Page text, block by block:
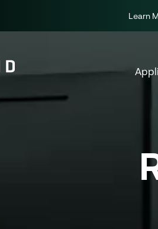
Learn